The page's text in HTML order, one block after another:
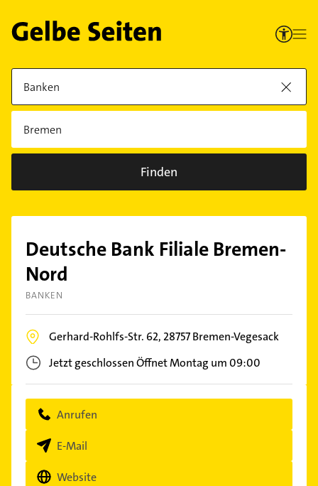
Finden
Deutsche Bank Filiale Bremen-
Nord
BANKEN
Gerhard-Rohlfs-Str. 62, 28757Bremen-Vegesack
Jetzt geschlossenÖffnet Montag um 09:00
Anrufen
E-Mail
Website